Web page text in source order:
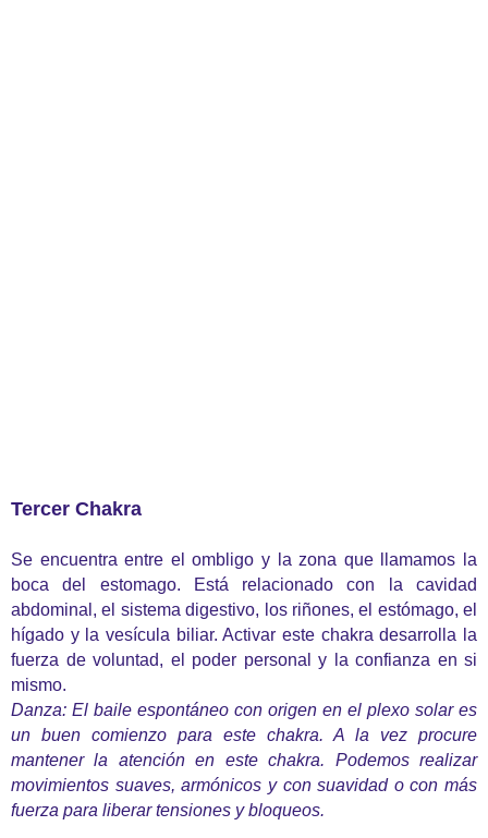
Tercer Chakra
Se encuentra entre el ombligo y la zona que llamamos la
boca del estomago. Está relacionado con la cavidad
abdominal, el sistema digestivo, los riñones, el estómago, el
hígado y la vesícula biliar. Activar este chakra desarrolla la
fuerza de voluntad, el poder personal y la confianza en si
mismo.
Danza: El baile espontáneo con origen en el plexo solar es
un buen comienzo para este chakra. A la vez procure
mantener la atención en este chakra. Podemos realizar
movimientos suaves, armónicos y con suavidad o con más
fuerza para liberar tensiones y bloqueos.